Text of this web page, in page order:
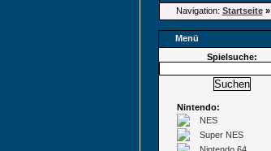
Navigation: Startseite»
Menü
Spielsuche:
Nintendo:
NES
Super NES